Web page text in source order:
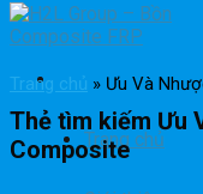
Trang chủ
Trang chủ » Ưu Và
Thẻ tìm kiếm Ưu
Composite